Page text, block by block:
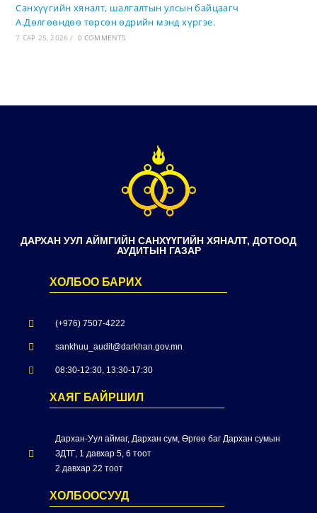
Санхүүгийн хяналт, шалгалтын улсын байцаагч
А.Дөлгөөндөө төрсөн өдрийн мэнд хүргэе.
7 САР 25, 2026 / 0 COMMENTS
ДАРХАН УУЛ АЙМГИЙН САНХҮҮГИЙН ХЯНАЛТ, ДОТООД
АУДИТЫН ГАЗАР
ХОЛБОО БАРИХ
(+976) 7507-4222
sankhuu_audit@darkhan.gov.mn
08:30-12:30, 13:30-17:30
ХАЯГ БАЙРШИЛ
Дархан-Уул аймаг, Дархан сум, Өргөө баг Дархан сумын
ЗДТГ, 1 давхар 5, 6 тоот
2 давхар 22 тоот
ХОЛБООСУУД